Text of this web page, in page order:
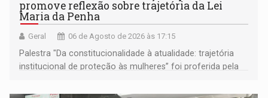
promove reflexão sobre trajetória da Lei
Maria da Penha
Geral 06 de Agosto de 2026 às 17:15
Palestra "Da constitucionalidade à atualidade: trajetória
institucional de proteção às mulheres” foi proferida pela
Goiás